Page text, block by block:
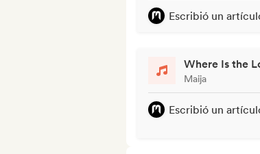
Escribió un
Where Is the
Maija
Escribió un